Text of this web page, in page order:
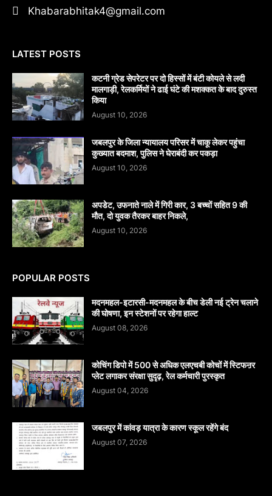
Khabarabhitak4@gmail.com
LATEST POSTS
कटनी ग्रेड सेपरेटर पर दो हिस्सों में बंटी कोयले से लदी
मालगाड़ी, रेलकर्मियों ने ढाई घंटे की मशक्कत के बाद दुरुस्त
किया
August 10, 2026
जबलपुर के जिला न्यायालय परिसर में चाकू लेकर पहुंचा
कुख्यात बदमाश, पुलिस ने घेराबंदी कर पकड़ा
August 10, 2026
अपडेट, उफनाते नाले में गिरी कार, 3 बच्चों सहित 9 की
मौत, दो युवक तैरकर बाहर निकले,
August 10, 2026
POPULAR POSTS
मदनमहल-इटारसी-मदनमहल के बीच डेली नई ट्रेन चलाने
की घोषणा, इन स्टेशनों पर रहेगा हाल्ट
August 08, 2026
कोचिंग डिपो में 500 से अधिक एलएचबी कोचों में स्टिफऩर
प्लेट लगाकर संरक्षा सुदृढ़, रेल कर्मचारी पुरस्कृत
August 04, 2026
जबलपुर में कांवड़ यात्रा के कारण स्कूल रहेंगे बंद
August 07, 2026